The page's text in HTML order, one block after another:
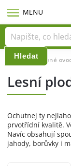
Hledat
Domů / Sušené
Lesní
Ochutnej ty
prvotřídní kvalitě.
Navíc obsahují
jahody, borůvky i